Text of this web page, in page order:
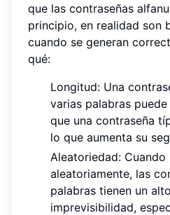
que las contraseñas
principio, en realidad son
cuando se generan
qué:
Longitud: Una
varias palabras
que una contraseña
lo que aumenta su
Aleatoriedad: Cuando
aleatoriamente, las
palabras tienen un
imprevisibilidad,